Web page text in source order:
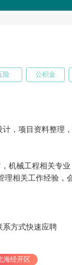
险 公积金
计，项目资料整理
机械工程相关专
理相关工作经验
系方式快速应聘
海经开区